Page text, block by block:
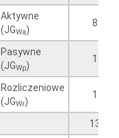
Aktywne
(JGWa)
82
Pasywne
(JGWp)
12
Rozliczeniowe
(JGWr)
11
130